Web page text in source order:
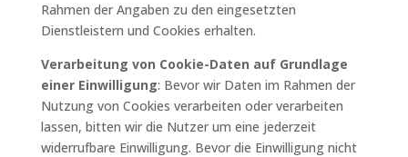
Rahmen der Angaben zu den eingesetzten
Dienstleistern und Cookies erhalten.
Verarbeitung von Cookie-Daten auf Grundlage
einer Einwilligung: Bevor wir Daten im Rahmen der
Nutzung von Cookies verarbeiten oder verarbeiten
lassen, bitten wir die Nutzer um eine jederzeit
widerrufbare Einwilligung. Bevor die Einwilligung nicht